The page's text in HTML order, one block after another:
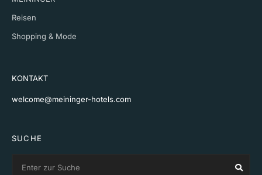
Reisen
Shopping & Mode
KONTAKT
welcome@meininger-hotels.com
SUCHE
for: